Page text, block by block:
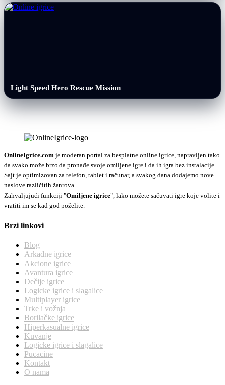
Light Speed Hero Rescue Mission
OnlineIgrice.com je moderan portal za besplatne online igrice, napravljen tako
da svako može brzo da pronađe svoje omiljene igre i da ih igra bez instalacije.
Sajt je optimizovan za telefon, tablet i računar, a svakog dana dodajemo nove
naslove različitih žanrova.
Zahvaljujući funkciji "Omiljene igrice", lako možete sačuvati igre koje volite i
vratiti im se kad god poželite.
Brzi linkovi
Blog
Arkadne igrice
Akcione igrice
Avantura igrice
Dečije igrice
Logicke igrice i slagalice
Multiplayer igrice
Trke i vožnja
Borilačke igrice
Hiperkasualne igrice
Kuvanje
Logicke igrice i slagalice
Pucacine
Kontakt
O nama